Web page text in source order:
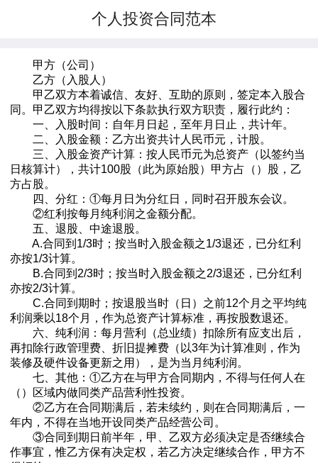
个人投资合同范本
甲方（公司）
乙方（入股人）
甲乙双方本着诚信、友好、互助的原则，签定本入股合
同。甲乙双方均得按以下条款执行双方职责，履行此约：
一、入股时间：自年月日起，至年月日止，共计年。
二、入股金额：乙方出资共计人民币元，计股。
三、入股金资产计算：按人民币元为总资产（以签约当
日核算计），共计100股（此为原始股）甲方占（）股，乙
方占股。
四、分红：①每月日为分红日，同时召开股东会议。
②红利按每月纯利润之金额分配。
五、退股、中途退股。
A.合同到1/3时；按当时入股金额之1/3退还，已分红利
亦按1/3计算。
B.合同到2/3时；按当时入股金额之2/3退还，已分红利
亦按2/3计算。
C.合同到期时；按退股当时（日）之前12个月之平均纯
利润乘以18个月，作为总资产计算标准，再按股数退还。
六、纯利润：每月营利（总业绩）扣除所有应支出后，
再扣除行政管理费、折旧提摊费（以3年为计算准则，作为
装修及硬件设备更新之用），是为当月纯利润。
七、其他：①乙方在与甲方合同期内，不得与任何人在
（）区域内做同类产品营利性投资。
②乙方在合同期满后，若未续约，则在合同期满后，一
年内，不得在当地开设同类产品经营公司。
③合同到期日前半年，甲、乙双方必须决定是否继续合
作事宜，惟乙方保有决定权，若乙方决定继续合作，甲方不